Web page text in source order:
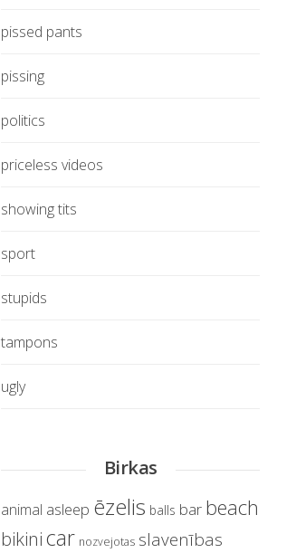
pissed pants
pissing
politics
priceless videos
showing tits
sport
stupids
tampons
ugly
Birkas
animal asleep ēzelis balls bar beach
bikinicar nozvejotas slavenības